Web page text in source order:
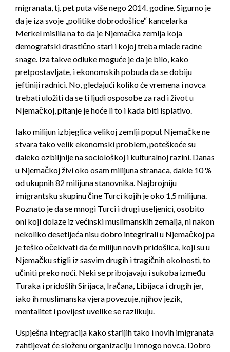
migranata, tj. pet puta više nego 2014. godine. Sigurno je
da je iza svoje „politike dobrodošlice“ kancelarka
Merkel mislila na to da je Njemačka zemlja koja
demografski drastično stari i kojoj treba mlađe radne
snage. Iza takve odluke moguće je da je bilo, kako
pretpostavljate, i ekonomskih pobuda da se dobiju
jeftiniji radnici. No, gledajući koliko će vremena i novca
trebati uložiti da se ti ljudi osposobe za rad i život u
Njemačkoj, pitanje je hoće li to i kada biti isplativo.
Iako milijun izbjeglica velikoj zemlji poput Njemačke ne
stvara tako velik ekonomski problem, poteškoće su
daleko ozbiljnije na sociološkoj i kulturalnoj razini. Danas
u Njemačkoj živi oko osam milijuna stranaca, dakle 10 %
od ukupnih 82 milijuna stanovnika. Najbrojniju
imigrantsku skupinu čine Turci kojih je oko 1,5 milijuna.
Poznato je da se mnogi Turci i drugi useljenici, osobito
oni koji dolaze iz većinski muslimanskih zemalja, ni nakon
nekoliko desetljeća nisu dobro integrirali u Njemačkoj pa
je teško očekivati da će milijun novih pridošlica, koji su u
Njemačku stigli iz sasvim drugih i tragičnih okolnosti, to
učiniti preko noći. Neki se pribojavaju i sukoba između
Turaka i pridošlih Sirijaca, Iračana, Libijaca i drugih jer,
iako ih muslimanska vjera povezuje, njihov jezik,
mentalitet i povijest uvelike se razlikuju.
Uspješna integracija kako starijih tako i novih imigranata
zahtijevat će složenu organizaciju i mnogo novca. Dobro